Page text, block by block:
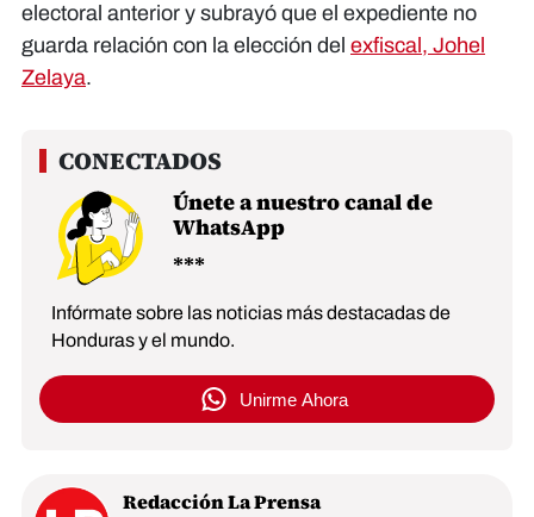
electoral anterior y subrayó que el expediente no
guarda relación con la elección del exfiscal, Johel
Zelaya.
Únete a nuestro canal de
WhatsApp
Infórmate sobre las noticias más destacadas de
Honduras y el mundo.
Unirme Ahora
Redacción La Prensa